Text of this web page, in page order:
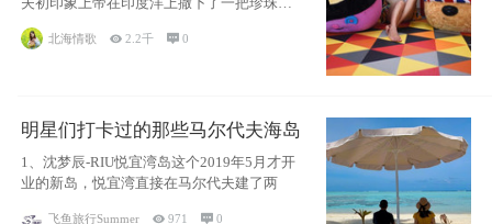
北海情歌 2.2千 0
明星们打卡过的那些马尔代夫海岛
1、沈梦辰-RIU悦宜湾岛这个2019年5月才开
业的新岛，悦宜湾直接在马尔代夫建了两
飞鱼旅行Summer 971 0